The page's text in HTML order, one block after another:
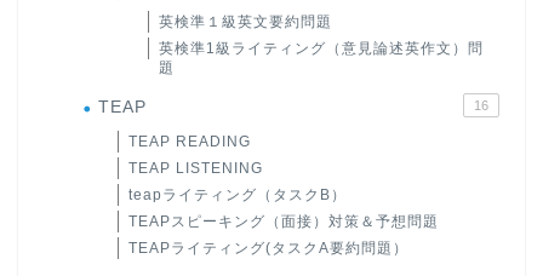
英検準１級英文要約問題
英検準1級ライティング（意見論述英作文）問
題
TEAP 16
TEAP READING
TEAP LISTENING
teapライティング（タスクB）
TEAPスピーキング（面接）対策＆予想問題
TEAPライティング(タスクA要約問題）